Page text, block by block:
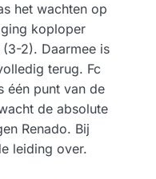
het wachten op
koploper
2). Daarmee is
terug. Fc
één punt van de
de absolute
Renado. Bij
leiding over.